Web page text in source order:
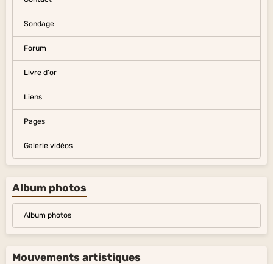
Sondage
Forum
Livre d'or
Liens
Pages
Galerie vidéos
Album photos
Album photos
Mouvements artistiques